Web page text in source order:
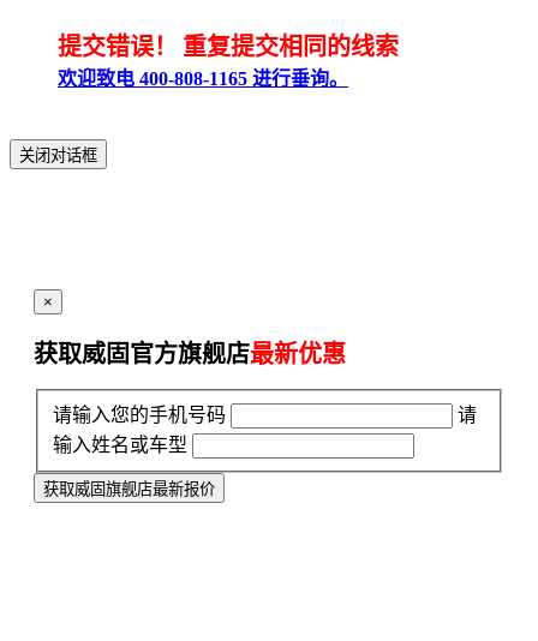
提交错误！ 重复提交相同的线索
欢迎致电 400-808-1165 进行垂询。
关闭对话框
×
获取威固官方旗舰店最新优惠
请输入您的手机号码
请
输入姓名或车型
获取威固旗舰店最新报价